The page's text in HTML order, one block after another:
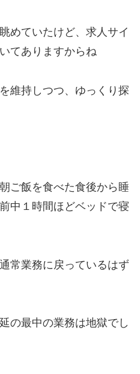
めていたけど、求人サイ
てありますからね
維持しつつ、ゆっくり探
ご飯を食べた食後から睡
中１時間ほどベッドで寝
常業務に戻っているはず
の最中の業務は地獄でし